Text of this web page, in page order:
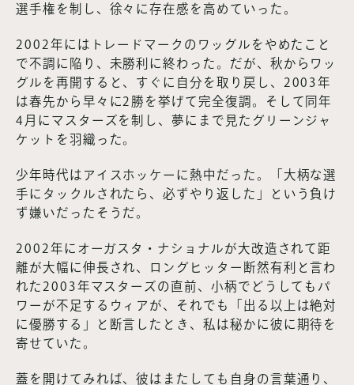
選手権を制し、徐々に存在感を高めていった。
2002年にはトレードマークのワッグルをやめたこと
で不調に陥り、未勝利に終わった。だが、秋からワッ
グルを再開すると、すぐに自分を取り戻し、2003年
は春先から早々に2勝を挙げて完全復調。そして同年
4月にマスターズを制し、夢にまで見たグリーンジャ
ケットを羽織った。
少年時代はアイスホッケーに熱中だった。「大柄な選
手にタックルされたら、必ずやり返した」という負け
ず嫌いだったそうだ。
2002年にオーガスタ・ナショナルが大改造されて距
離が大幅に伸長され、ロングヒッター断然有利と言わ
れた2003年マスターズの直前、小柄でどうしてもパ
ワーが不足するウィアが、それでも「出る以上は絶対
に優勝する」と断言したとき、私は秘かに彼に期待を
寄せていた。
蓋を開けてみれば、彼はまたしても自身の言葉通り、